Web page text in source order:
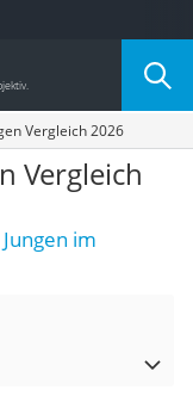
Vergleich 2026
Vergleich
im